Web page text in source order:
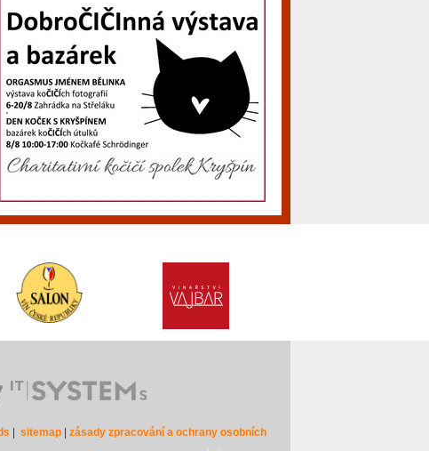
sitemap| zásady zpracování a ochrany osobních